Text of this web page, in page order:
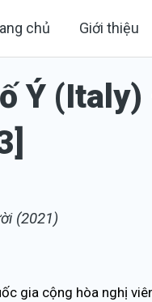
chủ Giới thiệu
Ý (Italy)
(2021)
gia cộng hòa nghị